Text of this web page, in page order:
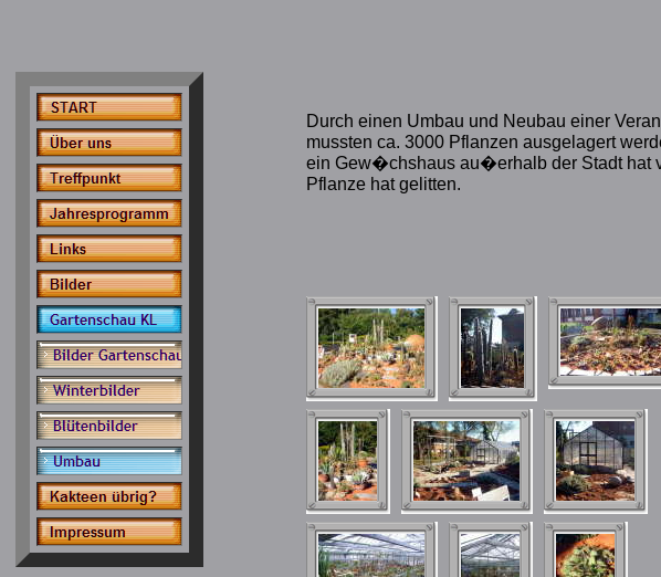
Durch einen Umbau und Neubau einer
mussten ca. 3000 Pflanzen ausgelagert
ein Gew�chshaus au�erhalb der Stadt hat
Pflanze hat gelitten.